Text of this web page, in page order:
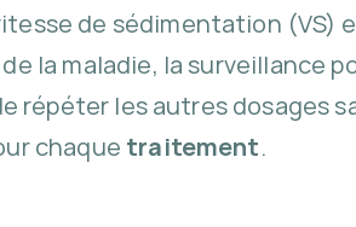
de sédimentation (VS)
la maladie, la surveillance
répéter les autres dosages
chaque traitement.